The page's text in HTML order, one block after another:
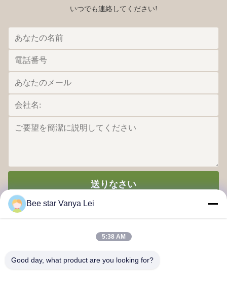
いつでも連絡してください!
送りなさい
Bee star Vanya Lei
5:38 AM
Good day, what product are you looking for?